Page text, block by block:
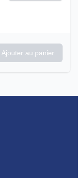
Ajouter au panier